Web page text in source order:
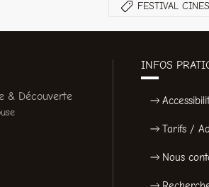
FESTIVAL
& Découverte
INFOS
Tarifs /
Nous